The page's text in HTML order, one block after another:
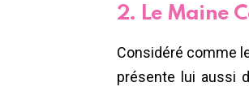
2. Le Maine
Considéré comme
présente lui aussi